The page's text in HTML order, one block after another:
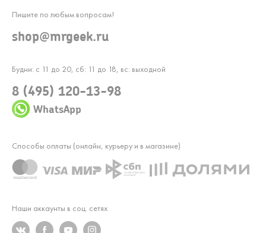
Будни: с 11 до 20, сб: 11 до 18, вс: выходной
8 (495) 120-13-98
WhatsApp
Пишите по любым вопросам!
shop@mrgeek.ru
Наши аккаунты в соц. сетях
Способы оплаты (онлайн, курьеру и в магазине)